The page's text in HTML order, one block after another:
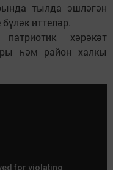
тылда эшләгән
иттеләр.
хәрәкәт
һәм район халкы